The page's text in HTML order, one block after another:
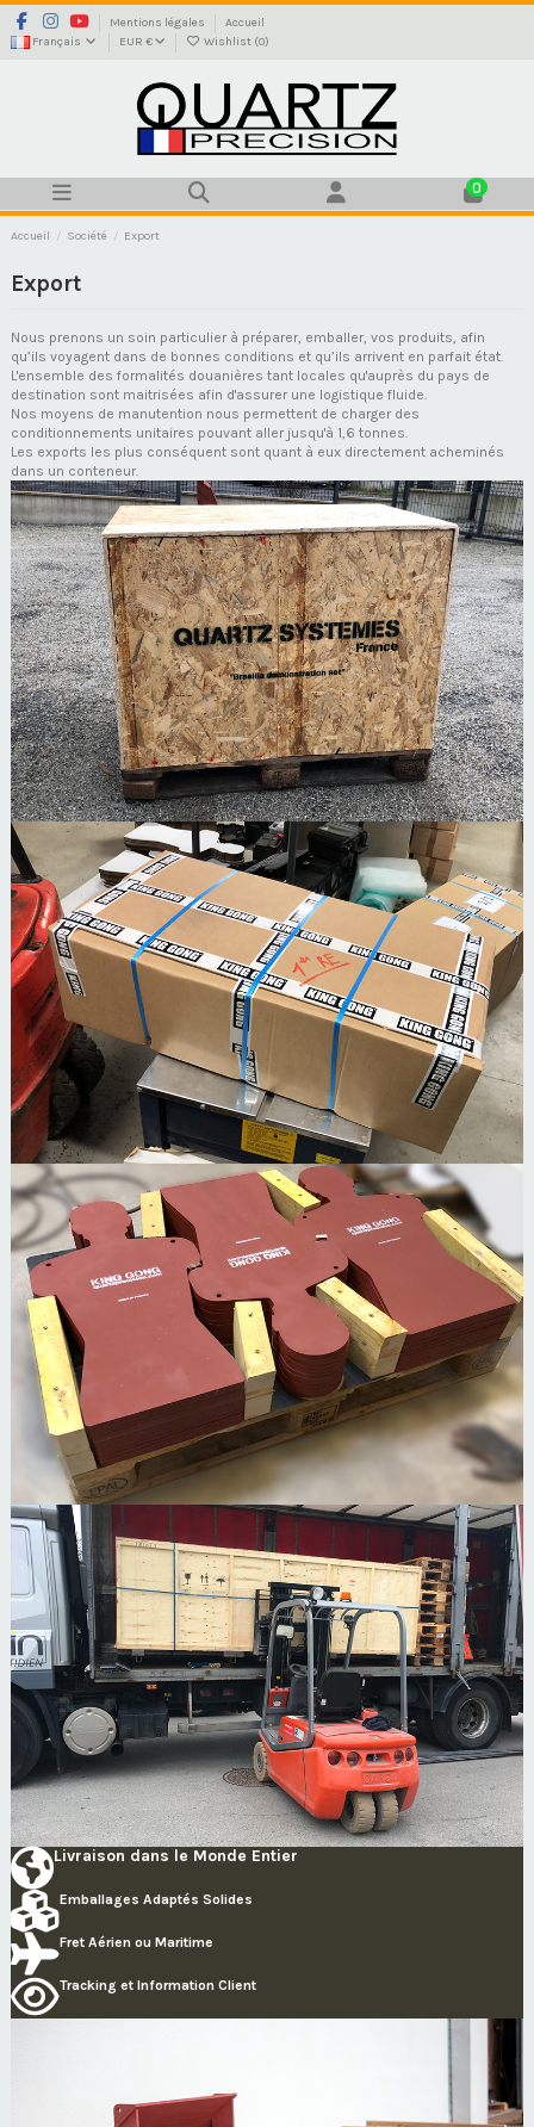
Mentions légales
Accueil
Français
EUR € Wishlist (0)
0
Accueil Société Export
Export
Nous prenons un soin particulier à préparer, emballer, vos produits, afin
qu’ils voyagent dans de bonnes conditions et qu’ils arrivent en parfait état.
L'ensemble des formalités douanières tant locales qu'auprès du pays de
destination sont maitrisées afin d'assurer une logistique fluide.
Nos moyens de manutention nous permettent de charger des
conditionnements unitaires pouvant aller jusqu'à 1,6 tonnes.
Les exports les plus conséquent sont quant à eux directement acheminés
dans un conteneur.
Livraison dans le Monde Entier
Emballages Adaptés Solides
Fret Aérien ou Maritime
Tracking et Information Client